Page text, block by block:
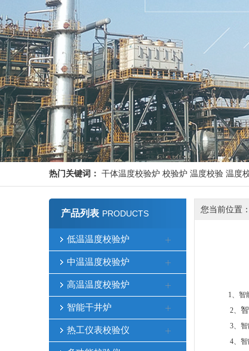
热门关键词： 干体温度校验炉 校验炉 温度校验 温度
产品列表 PRODUCTS
低温温度校验炉
中温温度校验炉
高温温度校验炉
智能干井炉
热工仪表校验仪
您当前位置：
1、智能
2、
3、智能
4、智能